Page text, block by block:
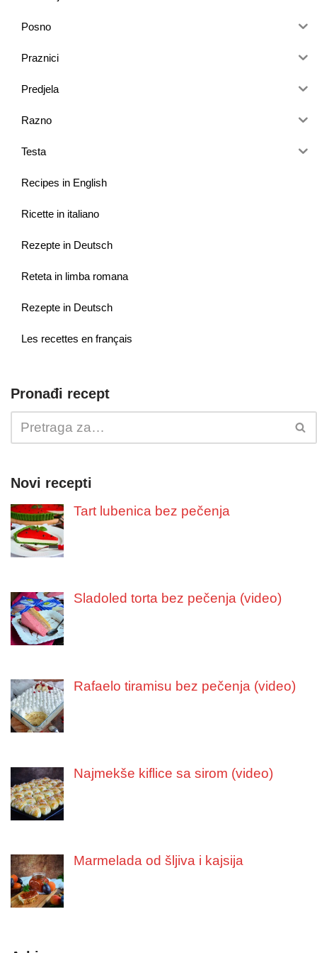
Posno
Praznici
Predjela
Razno
Testa
Recipes in English
Ricette in italiano
Rezepte in Deutsch
Reteta in limba romana
Rezepte in Deutsch
Les recettes en français
Pronađi recept
Novi recepti
Tart lubenica bez pečenja
Sladoled torta bez pečenja (video)
Rafaelo tiramisu bez pečenja (video)
Najmekše kiflice sa sirom (video)
Marmelada od šljiva i kajsija